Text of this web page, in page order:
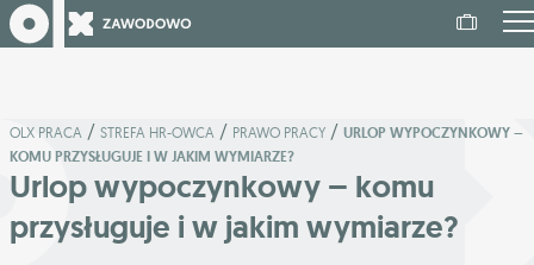
OLX PRACA / STREFA HR-OWCA / PRAWO PRACY / URLOP WYPOCZYNKOWY –
KOMU PRZYSŁUGUJE I W JAKIM WYMIARZE?
Urlop wypoczynkowy – komu
przysługuje i w jakim wymiarze?